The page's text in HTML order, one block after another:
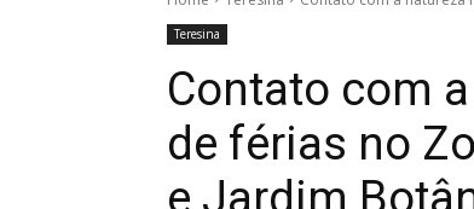
Teresina
Contato com
de férias no
e Jardim